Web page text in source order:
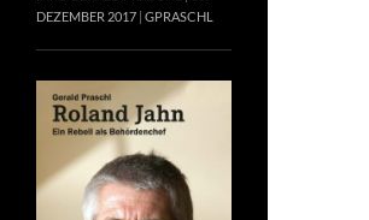
DEZEMBER 2017 GPRASCHL